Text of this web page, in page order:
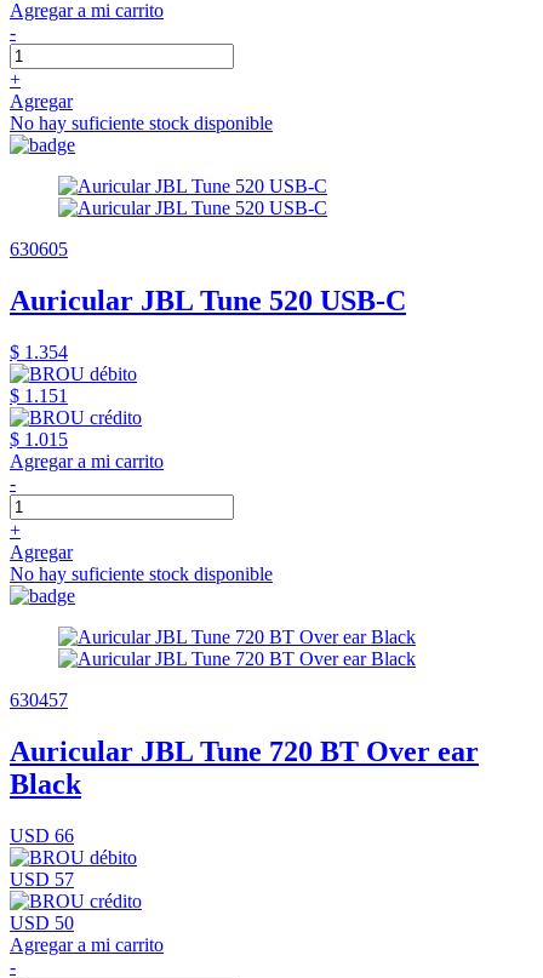
Agregar a mi carrito
-
+
Agregar
No hay suficiente stock disponible
630605
Auricular JBL Tune 520 USB-C
$ 1.354
$ 1.151
$ 1.015
Agregar a mi carrito
-
+
Agregar
No hay suficiente stock disponible
630457
Auricular JBL Tune 720 BT Over ear
Black
USD 66
USD 57
USD 50
Agregar a mi carrito
-